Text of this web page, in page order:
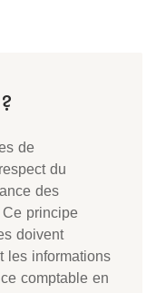
de
du
des
principe
doivent
les informations
comptable en